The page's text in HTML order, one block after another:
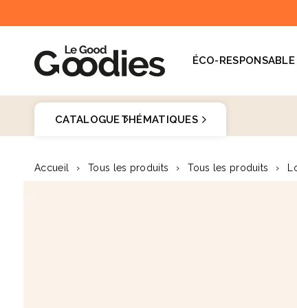
au
ÉCO-RESPONSABLE
CATALOGUETHÉMATIQUES
Dernières recherches :Supprimer tout
Accueil › Tous les produits › Tous les produits ›